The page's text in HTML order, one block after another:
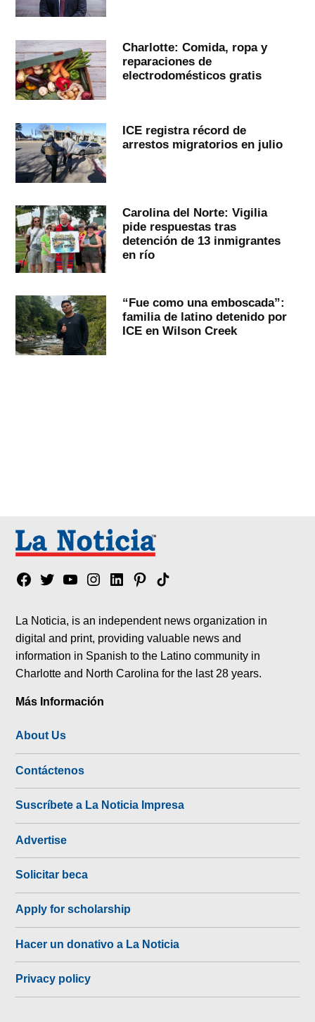
Charlotte: Comida, ropa y
reparaciones de
electrodomésticos gratis
ICE registra récord de
arrestos migratorios en julio
Carolina del Norte: Vigilia
pide respuestas tras
detención de 13 inmigrantes
en río
“Fue como una emboscada”:
familia de latino detenido por
ICE en Wilson Creek
Facebook
TwitterYouTubeInstagram
LinkedinPinterest
Tik
La Noticia, is an independent news organization in
digital and print, providing valuable news and
information in Spanish to the Latino community in
Charlotte and North Carolina for the last 28 years.
Más Información
About Us
Contáctenos
Suscríbete a La Noticia Impresa
Advertise
Solicitar beca
Apply for scholarship
Hacer un donativo a La Noticia
Privacy policy